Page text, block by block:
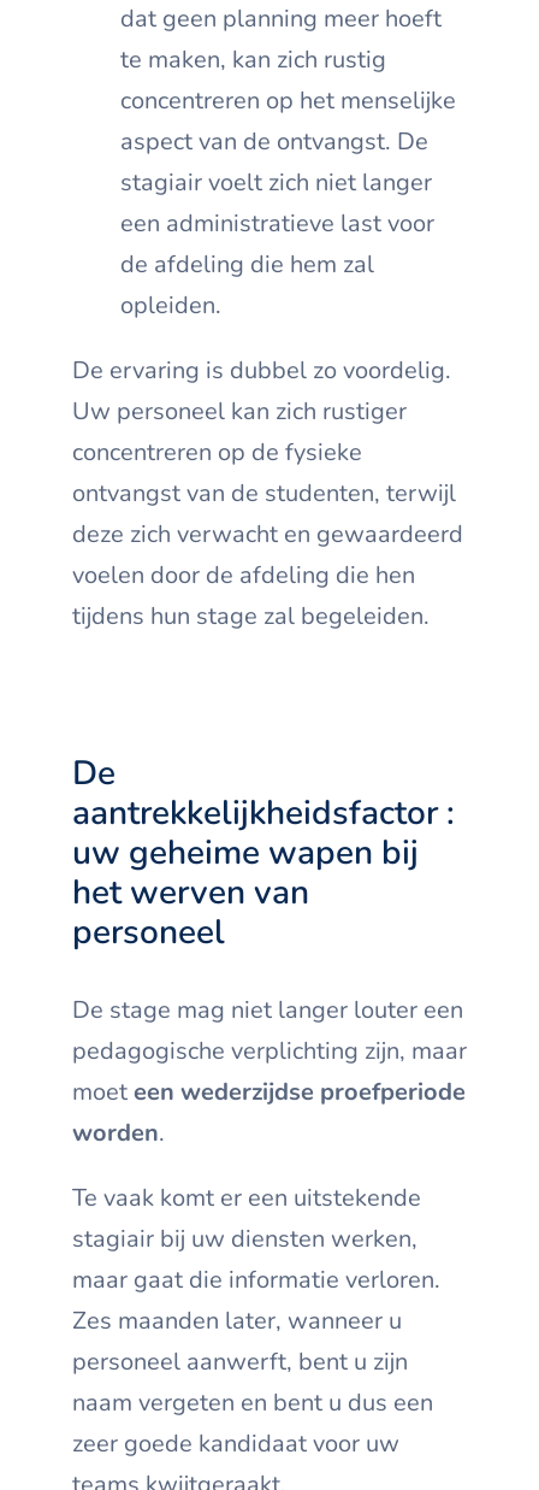
dat geen planning meer hoeft
te maken, kan zich rustig
concentreren op het menselijke
aspect van de ontvangst. De
stagiair voelt zich niet langer
een administratieve last voor
de afdeling die hem zal
opleiden.
De ervaring is dubbel zo voordelig.
Uw personeel kan zich rustiger
concentreren op de fysieke
ontvangst van de studenten, terwijl
deze zich verwacht en gewaardeerd
voelen door de afdeling die hen
tijdens hun stage zal begeleiden.
De
aantrekkelijkheidsfactor :
uw geheime wapen bij
het werven van
personeel
De stage mag niet langer louter een
pedagogische verplichting zijn, maar
moeteen wederzijdse proefperiode
worden.
Te vaak komt er een uitstekende
stagiair bij uw diensten werken,
maar gaat die informatie verloren.
Zes maanden later, wanneer u
personeel aanwerft, bent u zijn
naam vergeten en bent u dus een
zeer goede kandidaat voor uw